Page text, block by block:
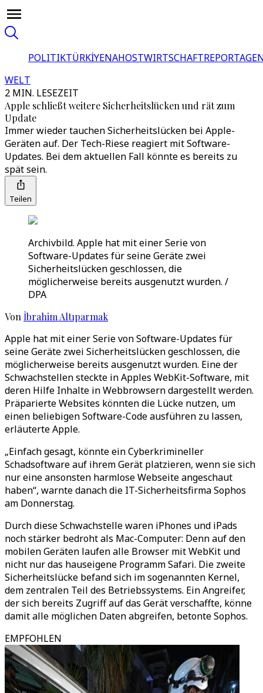
POLITIKTÜRKİYENAHOSTWIRTSCHAFT
WELT
2 MIN. LESEZEIT
Apple schließt weitere Sicherheitslücken und rät zum
Update
Immer wieder tauchen Sicherheitslücken bei Apple-
Geräten auf. Der Tech-Riese reagiert mit Software-
Updates. Bei dem aktuellen Fall könnte es bereits zu
spät sein.
Teilen
Archivbild. Apple hat mit einer Serie von
Software-Updates für seine Geräte zwei
Sicherheitslücken geschlossen, die
möglicherweise bereits ausgenutzt wurden. /
DPA
Von İbrahim Altıparmak
Apple hat mit einer Serie von Software-Updates für
seine Geräte zwei Sicherheitslücken geschlossen, die
möglicherweise bereits ausgenutzt wurden. Eine der
Schwachstellen steckte in Apples WebKit-Software, mit
deren Hilfe Inhalte in Webbrowsern dargestellt werden.
Präparierte Websites könnten die Lücke nutzen, um
einen beliebigen Software-Code ausführen zu lassen,
erläuterte Apple.
„Einfach gesagt, könnte ein Cyberkrimineller
Schadsoftware auf ihrem Gerät platzieren, wenn sie sich
nur eine ansonsten harmlose Webseite angeschaut
haben“, warnte danach die IT-Sicherheitsfirma Sophos
am Donnerstag.
Durch diese Schwachstelle waren iPhones und iPads
noch stärker bedroht als Mac-Computer: Denn auf den
mobilen Geräten laufen alle Browser mit WebKit und
nicht nur das hauseigene Programm Safari. Die zweite
Sicherheitslücke befand sich im sogenannten Kernel,
dem zentralen Teil des Betriebssystems. Ein Angreifer,
der sich bereits Zugriff auf das Gerät verschaffte, könne
damit alle möglichen Daten abgreifen, betonte Sophos.
EMPFOHLEN